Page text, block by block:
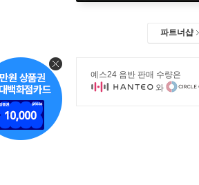
파트너샵
예스24 음반 판매 수량은
와